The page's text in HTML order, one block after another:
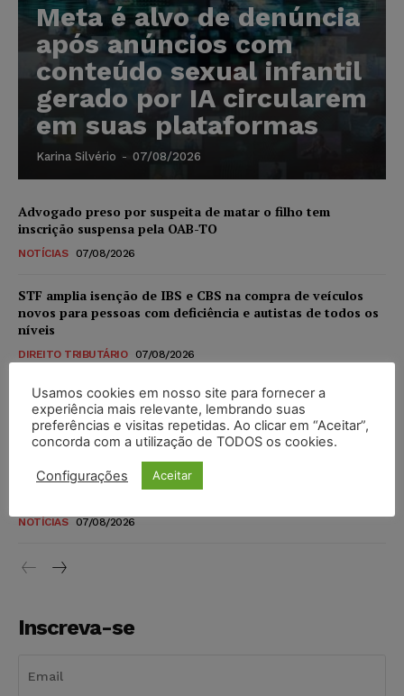
Meta é alvo de denúncia
após anúncios com
conteúdo sexual infantil
gerado por IA circularem
em suas plataformas
Karina Silvério - 07/08/2026
Advogado preso por suspeita de matar o filho tem
inscrição suspensa pela OAB-TO
NOTÍCIAS 07/08/2026
STF amplia isenção de IBS e CBS na compra de veículos
novos para pessoas com deficiência e autistas de todos os
níveis
DIREITO TRIBUTÁRIO 07/08/2026
Justiça do Trabalho mantém justa causa de empregado que
vendia canetas emagrecedoras no local de trabalho
NOTÍCIAS 07/08/2026
Justiça de SP decreta prisão de suspeito investigado na
NOTÍCIAS 07/08/2026
Inscreva-se
Usamos cookies em nosso site para fornecer a
experiência mais relevante, lembrando suas
preferências e visitas repetidas. Ao clicar em “Aceitar”,
concorda com a utilização de TODOS os cookies.
Configurações Aceitar